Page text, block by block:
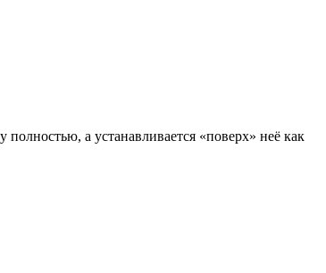
а устанавливается «поверх» неё как